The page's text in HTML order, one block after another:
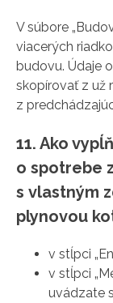
V súbore
viacerých
budovu. Údaje
skopírovať z už
z
11. Ako
o spotrebe
s vlastným
plynovou
v stĺpci
v stĺpci
uvádzate